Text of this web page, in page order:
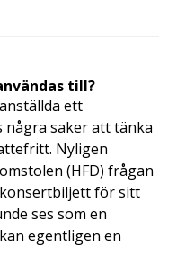
till?
ett
några saker att tänka
Nyligen
(HFD) frågan
för sitt
ses som en
egentligen en